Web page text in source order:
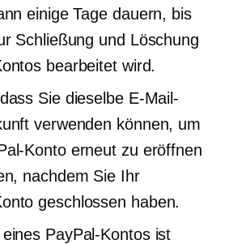
einige Tage dauern, bis
Schließung und Löschung
bearbeitet wird.
Sie dieselbe E-Mail-
verwenden können, um
Konto erneut zu eröffnen
nachdem Sie Ihr
geschlossen haben.
PayPal-Kontos ist